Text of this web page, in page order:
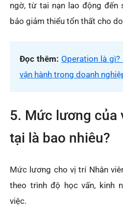
ngờ, từ tai nạn lao động
bảo giảm thiểu tổn thất cho
Đọc thêm: Operation là
vận hành trong doanh
5. Mức lương của
tại là bao nhiêu?
Mức lương cho vị trí Nhân
theo trình độ học vấn, kinh
việc.